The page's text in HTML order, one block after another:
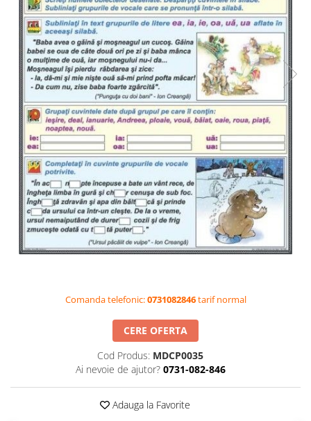
Camere Documente
Videoproiectoare si Accesorii
Videoproiectoare
Accesorii
Suporti
Videoconferinta si Colaborare
Camere Videoconferinta
Boxe si Soundbar
Tehnologie Educationala
Ochelari VR-3D
Kit Robotic Educational
Software Educational
Oferta Mobilier Clasa
Display-uri Interactive
Videoproiectoare si Echipamente IT
Videoproiectoare
Videoproiectoare
Comanda telefonic:0731082846tarif normal
CERE OFERTA
Cod Produs: MDCP0035
Ai nevoie de ajutor? 0731-082-846
Adauga la Favorite